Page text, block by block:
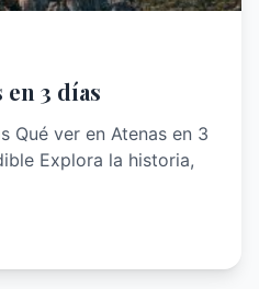
en 3 días
Qué ver en Atenas en 3
Explora la historia,